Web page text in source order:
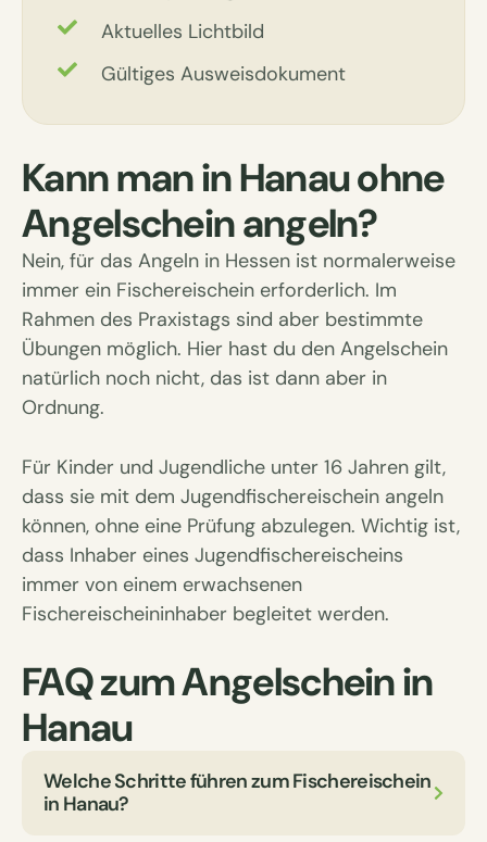
Aktuelles Lichtbild
Gültiges Ausweisdokument
Kann man in Hanau ohne
Angelschein angeln?
Nein, für das Angeln in Hessen ist normalerweise
immer ein Fischereischein erforderlich. Im
Rahmen des Praxistags sind aber bestimmte
Übungen möglich. Hier hast du den Angelschein
natürlich noch nicht, das ist dann aber in
Ordnung.
Für Kinder und Jugendliche unter 16 Jahren gilt,
dass sie mit dem Jugendfischereischein angeln
können, ohne eine Prüfung abzulegen. Wichtig ist,
dass Inhaber eines Jugendfischereischeins
immer von einem erwachsenen
Fischereischeininhaber begleitet werden.
FAQ zum Angelschein in
Hanau
Welche Schritte führen zum Fischereischein
in Hanau?